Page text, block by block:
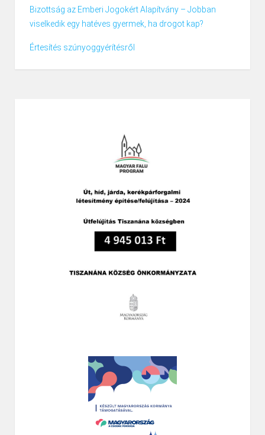
Bizottság az Emberi Jogokért Alapítvány – Jobban
viselkedik egy hatéves gyermek, ha drogot kap?
Értesítés szúnyoggyérítésről